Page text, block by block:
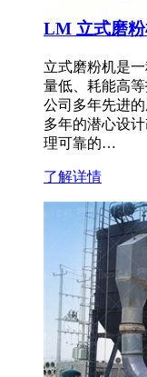
LM 立式磨
立式磨粉机是
量低、耗能高
公司多年先进
多年的潜心设
理可靠的…
了解详情